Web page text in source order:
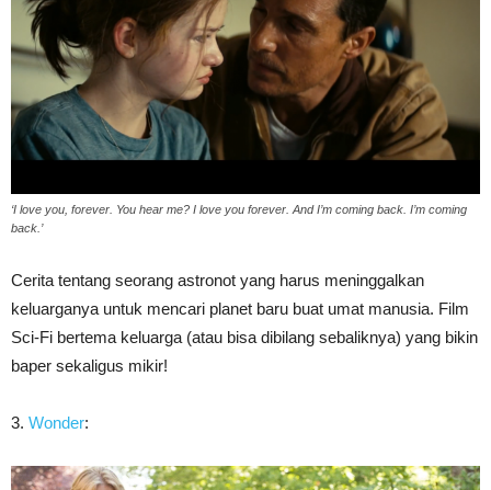
‘I love you, forever. You hear me? I love you forever. And I’m coming back. I’m coming
back.’
Cerita tentang seorang astronot yang harus meninggalkan
keluarganya untuk mencari planet baru buat umat manusia. Film
Sci-Fi bertema keluarga (atau bisa dibilang sebaliknya) yang bikin
baper sekaligus mikir!
3. Wonder: